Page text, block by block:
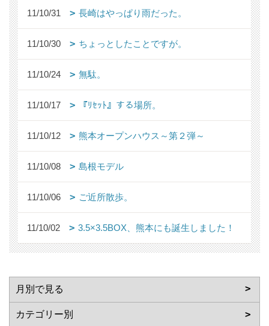
11/10/31 長崎はやっぱり雨だった。
11/10/30 ちょっとしたことですが。
11/10/24 無駄。
11/10/17 『ﾘｾｯﾄ』する場所。
11/10/12 熊本オープンハウス～第２弾～
11/10/08 島根モデル
11/10/06 ご近所散歩。
11/10/02 3.5×3.5BOX、熊本にも誕生しました！